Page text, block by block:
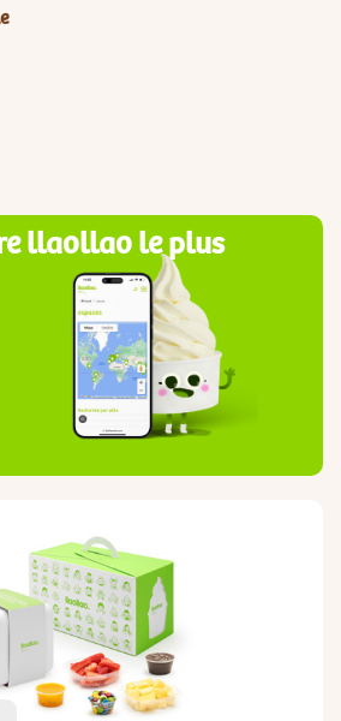
llaollao le plus